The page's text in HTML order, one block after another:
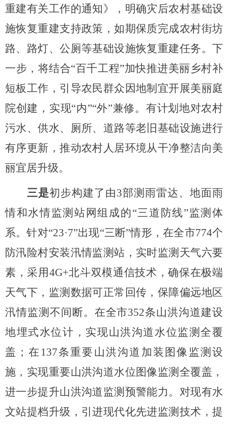
重建有关工作的通知》，明确灾后农村基础设
施恢复重建支持政策，如期保质完成农村街坊
路、路灯、公厕等基础设施恢复重建任务。下
一步，将结合“百千工程”加快推进美丽乡村补
短板工作，引导农民群众因地制宜开展美丽庭
院创建，实现“内”“外”兼修。有计划地对农村
污水、供水、厕所、道路等老旧基础设施进行
有序更新，推动农村人居环境从干净整洁向美
丽宜居升级。
三是初步构建了由3部测雨雷达、地面雨
情和水情监测站网组成的“三道防线”监测体
系。针对“23·7”出现“三断”情形，在全市774个
防汛险村安装汛情监测站，实时监测天气六要
素，采用4G+北斗双模通信技术，确保在极端
天气下，监测数据可正常回传，保障偏远地区
汛情监测不间断。 在全市352条山洪沟道建设
地埋式水位计，实现山洪沟道水位监测全覆
盖；在137条重要山洪沟道加装图像监测设
施，实现重要山洪沟道水位图像监测全覆盖，
进一步提升山洪沟道监测预警能力。 对现有水
文站提档升级，引进现代化先进监测技术，提